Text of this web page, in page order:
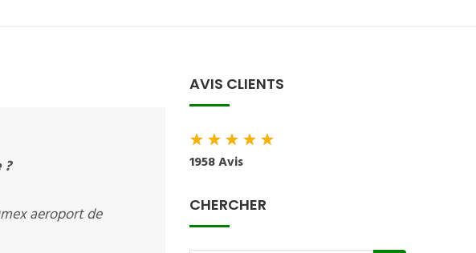
aeroport de
AVIS CLIENTS
★★★★★
1958 Avis
CHERCHER